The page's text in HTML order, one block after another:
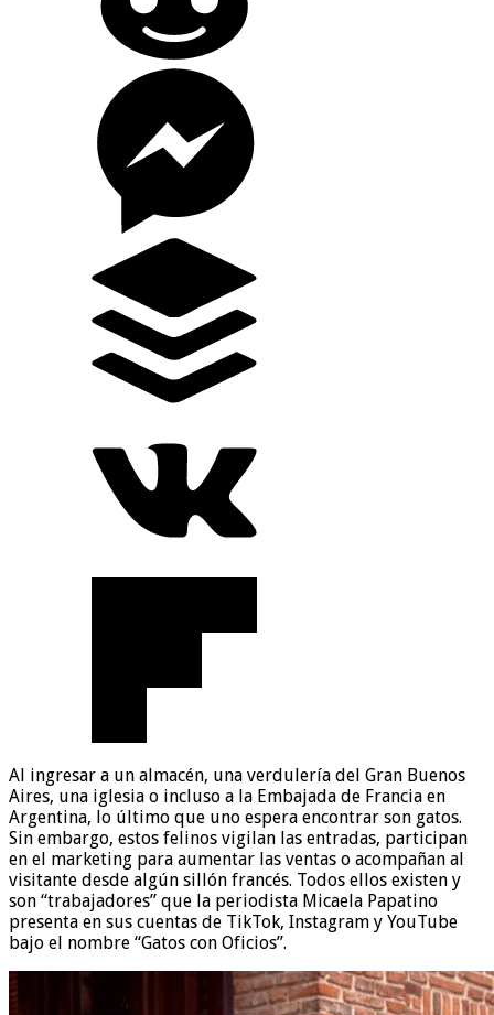
Al ingresar a un almacén, una verdulería del Gran Buenos
Aires, una iglesia o incluso a la Embajada de Francia en
Argentina, lo último que uno espera encontrar son gatos.
Sin embargo, estos felinos vigilan las entradas, participan
en el marketing para aumentar las ventas o acompañan al
visitante desde algún sillón francés. Todos ellos existen y
son “trabajadores” que la periodista Micaela Papatino
presenta en sus cuentas de TikTok, Instagram y YouTube
bajo el nombre “Gatos con Oficios”.